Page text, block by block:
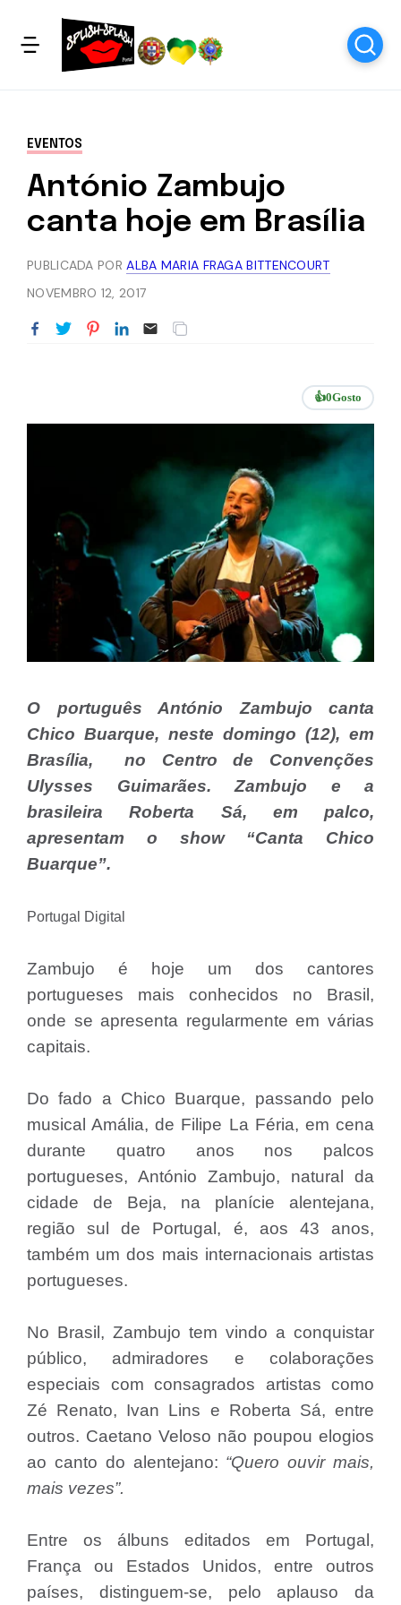
EVENTOS
António Zambujo
canta hoje em Brasília
PUBLICADA PORALBA MARIA FRAGA BITTENCOURT
NOVEMBRO 12, 2017
👍0Gosto
O português António Zambujo canta
Chico Buarque, neste domingo (12), em
Brasília, no Centro de Convenções
Ulysses Guimarães. Zambujo e a
brasileira Roberta Sá, em palco,
apresentam o show “Canta Chico
Buarque”.
Portugal Digital
Zambujo é hoje um dos cantores
portugueses mais conhecidos no Brasil,
onde se apresenta regularmente em várias
capitais.
Do fado a Chico Buarque, passando pelo
musical Amália, de Filipe La Féria, em cena
durante quatro anos nos palcos
portugueses, António Zambujo, natural da
cidade de Beja, na planície alentejana,
região sul de Portugal, é, aos 43 anos,
também um dos mais internacionais artistas
portugueses.
No Brasil, Zambujo tem vindo a conquistar
público, admiradores e colaborações
especiais com consagrados artistas como
Zé Renato, Ivan Lins e Roberta Sá, entre
outros. Caetano Veloso não poupou elogios
ao canto do alentejano: “Quero ouvir mais,
mais vezes”.
Entre os álbuns editados em Portugal,
França ou Estados Unidos, entre outros
países, distinguem-se, pelo aplauso da